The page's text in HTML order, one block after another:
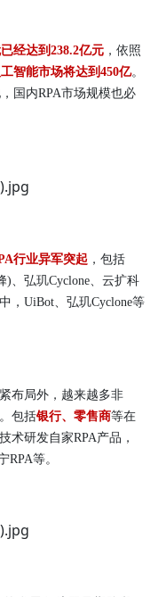
经达到238.2亿元 ，依照
智能市场将达到450亿。
国内RPA市场规模也必
行业异军突起 ，包括
)、弘玑Cyclone、云扩科
，UiBot、弘玑Cyclone等
布局外，越来越多非
包括银行、零售商等在
术研发自家RPA产品，
RPA等。